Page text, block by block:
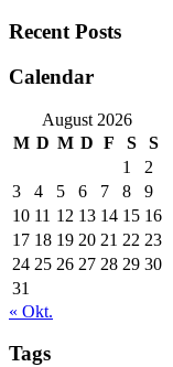
Recent Posts
Calendar
August 2026
M D M D F S
S
1
2
3
4 5 6 7 8
9
10 11 12 13 14 15 16
17 18 19 20 21 22 23
24 25 26 27 28 29 30
31
« Okt.
Tags